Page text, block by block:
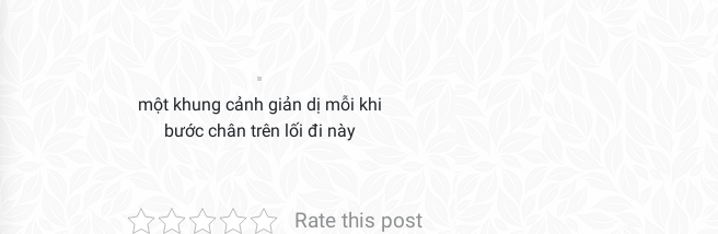
một khung cảnh giản dị mỗi khi
bước chân trên lối đi này
Rate this post